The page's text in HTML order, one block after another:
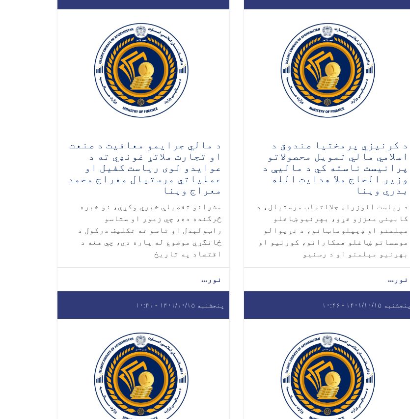
د کرنیزي پرمختیا صندوق د
اسلامي مالي تمویل محصولاتو
پرانيست ناسته کي د مالیې د
وزیر الحاج ملا هدایت الله
بدري وینا
د ریاست الوزراء جلالتماب مرستیال، د
کابینی معززو غړو، بهرنیو ښاغلو
مېلمنو او ډیپلوماټانو، د نړيوالو
موسساتو ښاغلو همکارانو، کورنیو او
بهرنیو مېلمنو او د رسنیو
نور...
د مالي جرایمو معافیت د صنعت
او تجارت ملاتړ غونډي ته د
عوایدو لوی ریاست کفیل او
عملیاتي مرستیال معراج محمد
معراج وینا
مشرانو تفصیلي خبري وکړې، نو خبره
څرگنده ده، چي زموږ او ستاسو
راټولېدل او تاسو ته تکلیف درکول د
ځانگړي موضوع له پاره دي، چي هغه د
اقتصاد په تاریخ
نور...
پنجشنبه ۱۴۰۱/۱۰/۱۵ - ۱۰:۴۶ پنجشنبه ۱۴۰۱/۱۰/۱۵ - ۱۰:۴۱